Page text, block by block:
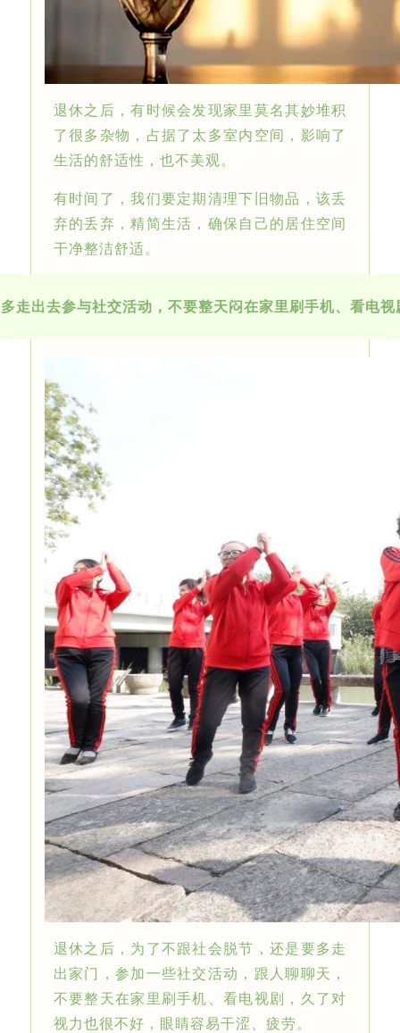
退休之后，有时候会发现家里莫名其妙堆积
了很多杂物，占据了太多室内空间，影响了
生活的舒适性，也不美观。
有时间了，我们要定期清理下旧物品，该丢
弃的丢弃，精简生活，确保自己的居住空间
干净整洁舒适。
多走出去参与社交活动，不要整天闷在家里刷手机、看电视
退休之后，为了不跟社会脱节，还是要多走
出家门，参加一些社交活动，跟人聊聊天，
不要整天在家里刷手机、看电视剧，久了对
视力也很不好，眼睛容易干涩、疲劳。